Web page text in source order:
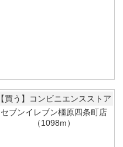
【買う】コンビニエンスストア
セブンイレブン橿原四条町店
（1098m）